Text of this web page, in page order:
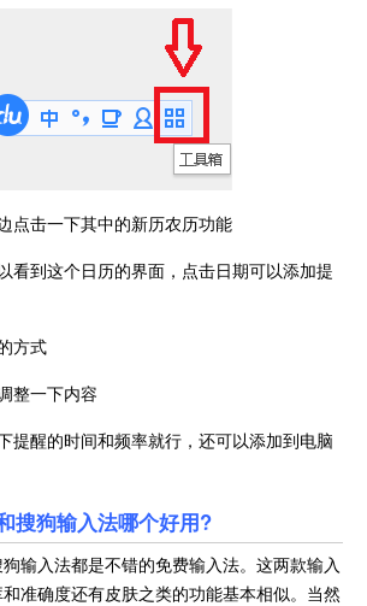
点击一下其中的新历农历功能
看到这个日历的界面，点击日期可以添加提
方式
整一下内容
提醒的时间和频率就行，还可以添加到电脑
搜狗输入法哪个好用?
输入法都是不错的免费输入法。这两款输入
准确度还有皮肤之类的功能基本相似。当然